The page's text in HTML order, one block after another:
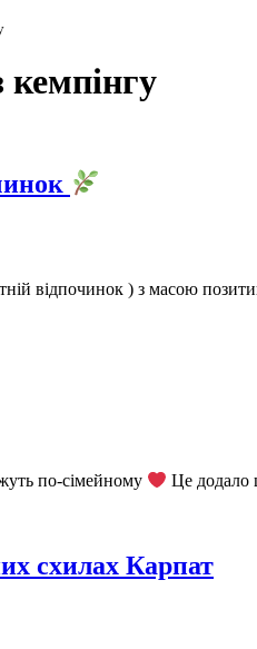
кемпінгу
відпочинок ) з масою
по-сімейному Це додало
схилах Карпат